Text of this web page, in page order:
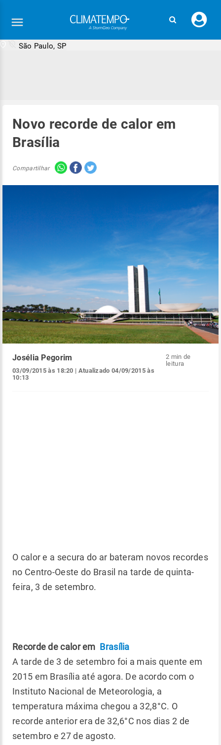
seu
São Paulo, SP
Novo recorde de calor em
Brasília
Compartilhar
Josélia Pegorim
03/09/2015 às 18:20 | Atualizado 04/09/2015 às
10:13
2 min de
leitura
O calor e a secura do ar bateram novos recordes
no Centro-Oeste do Brasil na tarde de quinta-
feira, 3 de setembro.
Recorde de calor em Brasília
A tarde de 3 de setembro foi a mais quente em
2015 em Brasília até agora. De acordo com o
Instituto Nacional de Meteorologia, a
temperatura máxima chegou a 32,8°C. O
recorde anterior era de 32,6°C nos dias 2 de
setembro e 27 de agosto.